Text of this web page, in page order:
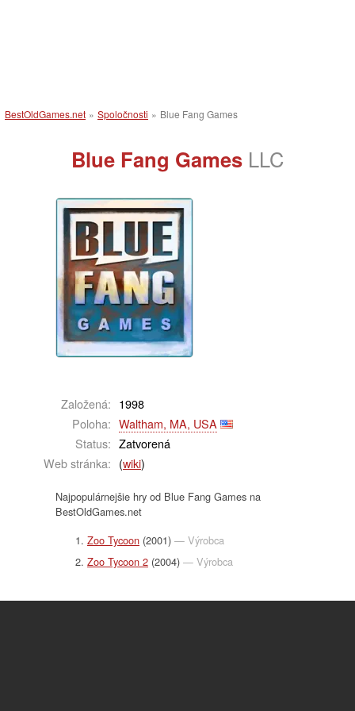
BestOldGames.net » Spoločnosti » Blue Fang Games
Blue Fang Games LLC
Založená: 1998
Poloha: Waltham, MA, USA
Status: Zatvorená
Web stránka: (wiki)
Najpopulárnejšie hry od Blue Fang Games na
BestOldGames.net
Zoo Tycoon (2001) — Výrobca
Zoo Tycoon 2 (2004) — Výrobca